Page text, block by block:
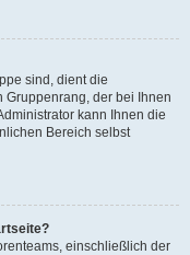
sind, dient die
Gruppenrang, der bei Ihnen
kann Ihnen die
Bereich selbst
einschließlich der